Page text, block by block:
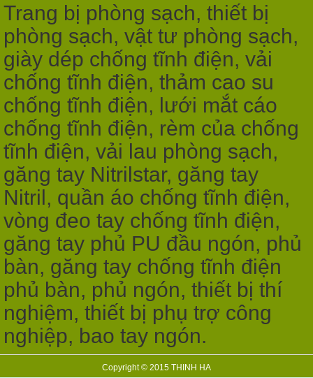
Trang bị phòng sạch, thiết bị
phòng sạch, vật tư phòng sạch,
giày dép chống tĩnh điện, vải
chống tĩnh điện, thảm cao su
chống tĩnh điện, lưới mắt cáo
chống tĩnh điện, rèm của chống
tĩnh điện, vải lau phòng sạch,
găng tay Nitrilstar, găng tay
Nitril, quần áo chống tĩnh điện,
vòng đeo tay chống tĩnh điện,
găng tay phủ PU đầu ngón, phủ
bàn, găng tay chống tĩnh điện
phủ bàn, phủ ngón, thiết bị thí
nghiệm, thiết bị phụ trợ công
nghiệp, bao tay ngón.
Copyright © 2015 THINH HA